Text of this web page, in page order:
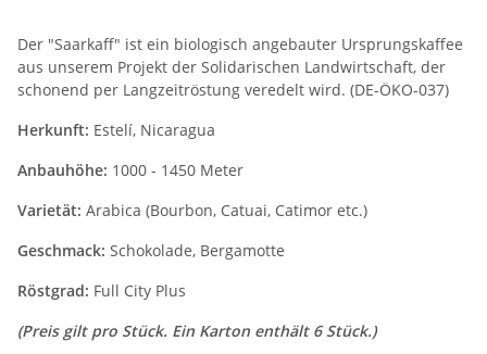
Der "Saarkaff" ist ein biologisch angebauter Ursprungskaffee
aus unserem Projekt der Solidarischen Landwirtschaft, der
schonend per Langzeitröstung veredelt wird. (DE-ÖKO-037)
Herkunft: Estelí, Nicaragua
Anbauhöhe: 1000 - 1450 Meter
Varietät: Arabica (Bourbon, Catuai, Catimor etc.)
Geschmack: Schokolade, Bergamotte
Röstgrad: Full City Plus
(Preis gilt pro Stück. Ein Karton enthält 6 Stück.)